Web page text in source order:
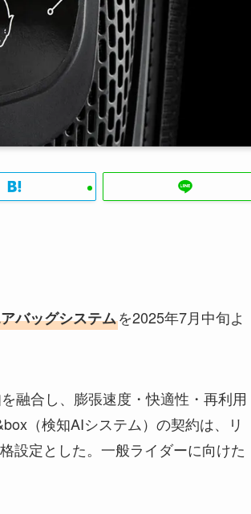
バッグシステムを2025年7月中旬よ
融合し、膨張速度・快適性・再利用
（検知AIシステム）の契約は、リ
設定とした。一般ライダーに向けた